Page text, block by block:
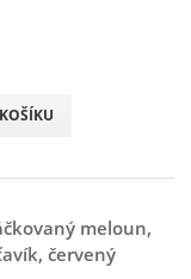
meloun,
červený